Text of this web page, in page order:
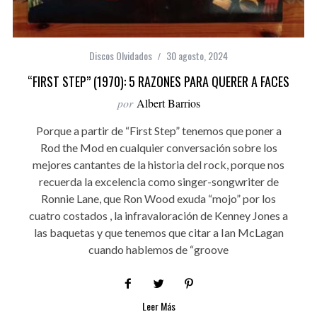
Discos Olvidados 30 agosto, 2024
“FIRST STEP” (1970): 5 RAZONES PARA QUERER A FACES
por Albert Barrios
Porque a partir de “First Step” tenemos que poner a
Rod the Mod en cualquier conversación sobre los
mejores cantantes de la historia del rock, porque nos
recuerda la excelencia como singer-songwriter de
Ronnie Lane, que Ron Wood exuda “mojo” por los
cuatro costados , la infravaloración de Kenney Jones a
las baquetas y que tenemos que citar a Ian McLagan
cuando hablemos de “groove
Leer Más